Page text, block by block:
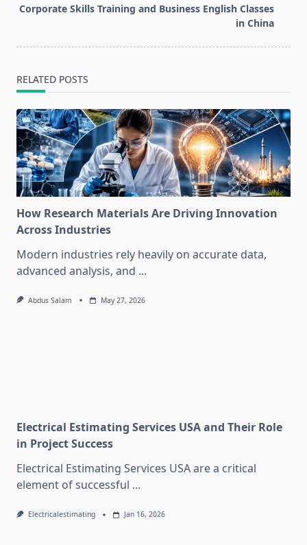
text">Page</span>
Corporate Skills Training and Business English Classes
in China
RELATED POSTS
How Research Materials Are Driving Innovation
Across Industries
Modern industries rely heavily on accurate data,
advanced analysis, and ...
Abdus Salam May 27, 2026
Electrical Estimating Services USA and Their Role
in Project Success
Electrical Estimating Services USA are a critical
element of successful ...
Electricalestimating Jan 16, 2026